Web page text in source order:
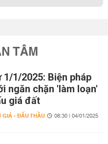
TÂM
1/1/2025: Biện pháp
ngăn chặn 'làm loạn'
giá đất
GIÁ - ĐẤU THẦU 08:30 | 04/01/2025